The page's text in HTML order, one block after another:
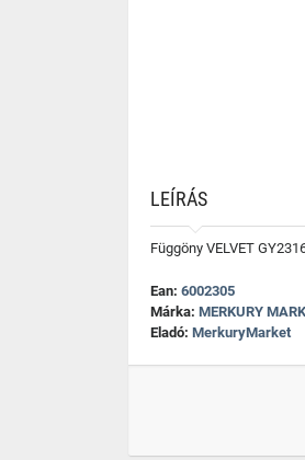
LEÍRÁS
Függöny VELVET
Ean: 6002305
Márka: MERKURY
Eladó: MerkuryMarket